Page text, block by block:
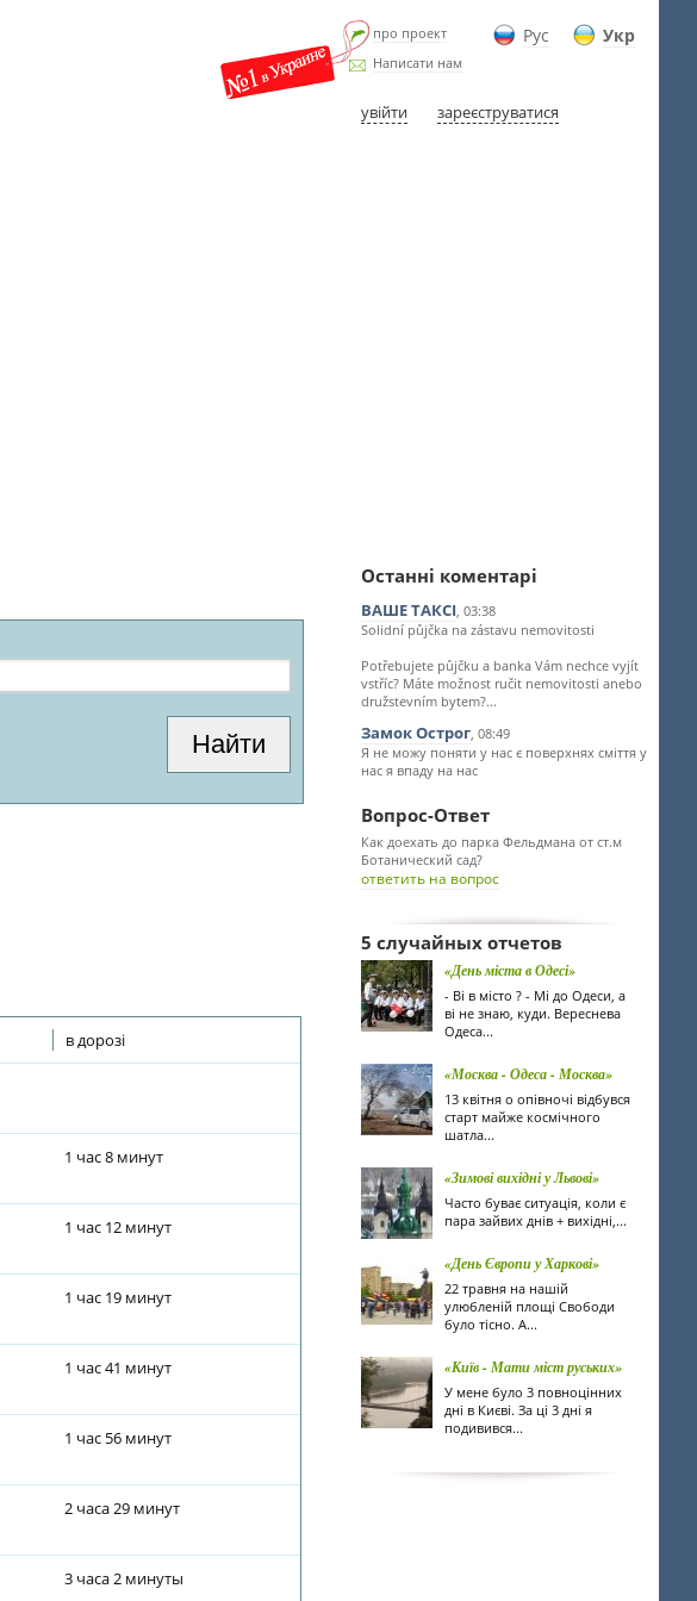
Рус Укр
про проект
Написати нам
увійти зареєструватися
в дорозі
1 час 8 минут
1 час 12 минут
1 час 19 минут
1 час 41 минут
1 час 56 минут
2 часа 29 минут
3 часа 2 минуты
Останні коментарі
ВАШЕ ТАКСІ, 03:38
Solidní půjčka na zástavu nemovitosti
Potřebujete půjčku a banka Vám nechce vyjít
vstříc? Máte možnost ručit nemovitosti anebo
družstevním bytem?...
Замок Острог, 08:49
Я не можу поняти у нас є поверхнях сміття у
нас я впаду на нас
Вопрос-Ответ
Как доехать до парка Фельдмана от ст.м
Ботанический сад?
ответить на вопрос
5 случайных отчетов
«День міста в Одесі»
- Ві в місто ? - Мі до Одеси, а
ві не знаю, куди. Вереснева
Одеса...
«Москва - Одеса - Москва»
13 квітня о опівночі відбувся
старт майже космічного
шатла...
«Зимові вихідні у Львові»
Часто буває ситуація, коли є
пара зайвих днів + вихідні,...
«День Європи у Харкові»
22 травня на нашій
улюбленій площі Свободи
було тісно. А...
«Київ - Мати міст руських»
У мене було 3 повноцінних
дні в Києві. За ці 3 дні я
подивився...